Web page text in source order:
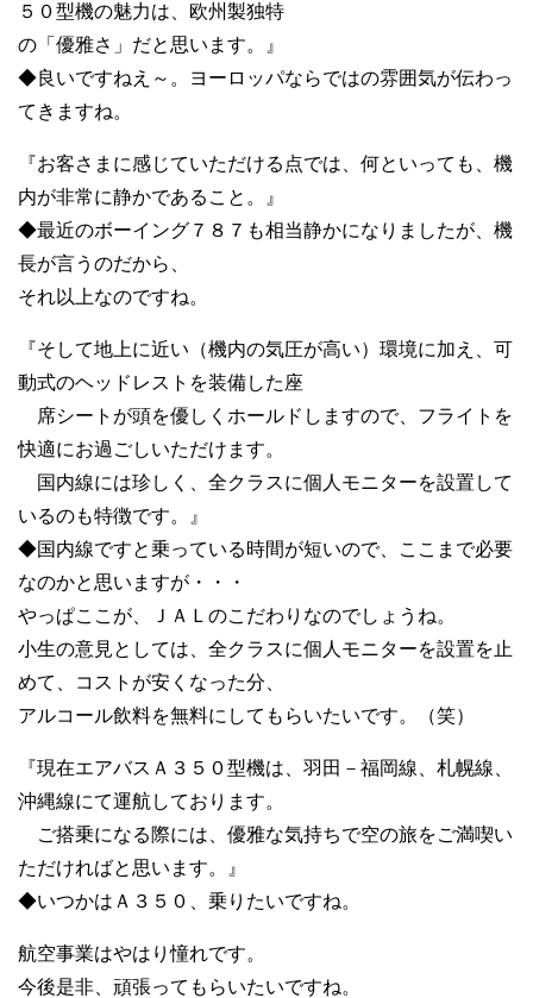
５０型機の魅力は、欧州製独特
の「優雅さ」だと思います。』
◆良いですねえ～。ヨーロッパならではの雰囲気が伝わっ
てきますね。
『お客さまに感じていただける点では、何といっても、機
内が非常に静かであること。』
◆最近のボーイング７８７も相当静かになりましたが、機
長が言うのだから、
それ以上なのですね。
『そして地上に近い（機内の気圧が高い）環境に加え、可
動式のヘッドレストを装備した座
席シートが頭を優しくホールドしますので、フライトを
快適にお過ごしいただけます。
国内線には珍しく、全クラスに個人モニターを設置して
いるのも特徴です。』
◆国内線ですと乗っている時間が短いので、ここまで必要
なのかと思いますが・・・
やっぱここが、ＪＡＬのこだわりなのでしょうね。
小生の意見としては、全クラスに個人モニターを設置を止
めて、コストが安くなった分、
アルコール飲料を無料にしてもらいたいです。（笑）
『現在エアバスＡ３５０型機は、羽田－福岡線、札幌線、
沖縄線にて運航しております。
ご搭乗になる際には、優雅な気持ちで空の旅をご満喫い
ただければと思います。』
◆いつかはＡ３５０、乗りたいですね。
航空事業はやはり憧れです。
今後是非、頑張ってもらいたいですね。